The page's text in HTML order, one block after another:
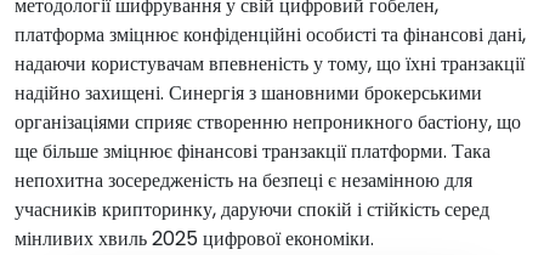
методології шифрування у свій цифровий гобелен,
платформа зміцнює конфіденційні особисті та фінансові дані,
надаючи користувачам впевненість у тому, що їхні транзакції
надійно захищені. Синергія з шановними брокерськими
організаціями сприяє створенню непроникного бастіону, що
ще більше зміцнює фінансові транзакції платформи. Така
непохитна зосередженість на безпеці є незамінною для
учасників крипторинку, даруючи спокій і стійкість серед
мінливих хвиль 2025 цифрової економіки.